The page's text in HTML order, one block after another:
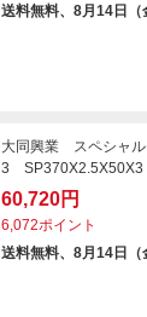
送料無料、8月14日（
大同興業 スペシャ
3 SP370X2.5X50X3
60,720円
6,072ポイント
送料無料、8月14日（